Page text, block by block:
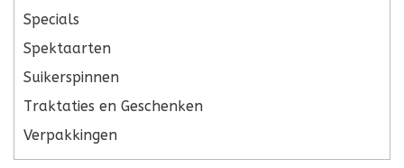
Specials
Spektaarten
Suikerspinnen
Traktaties en Geschenken
Verpakkingen